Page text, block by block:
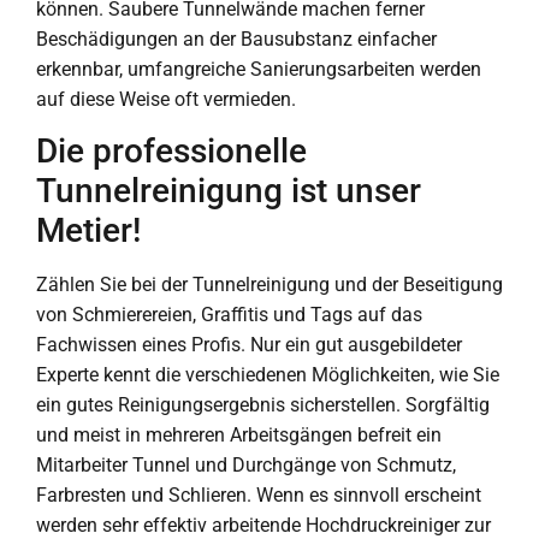
können. Saubere Tunnelwände machen ferner
Beschädigungen an der Bausubstanz einfacher
erkennbar, umfangreiche Sanierungsarbeiten werden
auf diese Weise oft vermieden.
Die professionelle
Tunnelreinigung ist unser
Metier!
Zählen Sie bei der Tunnelreinigung und der Beseitigung
von Schmierereien, Graffitis und Tags auf das
Fachwissen eines Profis. Nur ein gut ausgebildeter
Experte kennt die verschiedenen Möglichkeiten, wie Sie
ein gutes Reinigungsergebnis sicherstellen. Sorgfältig
und meist in mehreren Arbeitsgängen befreit ein
Mitarbeiter Tunnel und Durchgänge von Schmutz,
Farbresten und Schlieren. Wenn es sinnvoll erscheint
werden sehr effektiv arbeitende Hochdruckreiniger zur